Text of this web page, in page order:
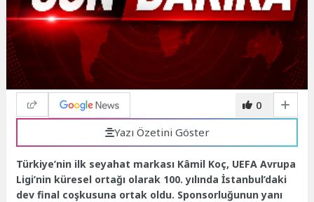
0
Yazı Özetini Göster
Türkiye’nin ilk seyahat markası Kâmil Koç, UEFA Avrupa
Ligi’nin küresel ortağı olarak 100. yılında İstanbul’daki
dev final coşkusuna ortak oldu. Sponsorluğunun yanı